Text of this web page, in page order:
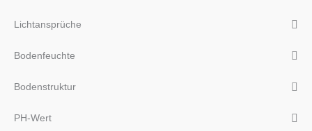
Lichtansprüche
Bodenfeuchte
Bodenstruktur
PH-Wert